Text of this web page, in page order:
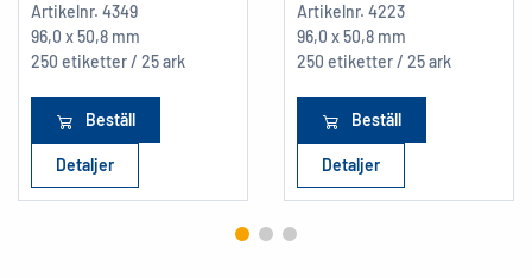
Artikelnr. 4349
96,0 x 50,8 mm
250 etiketter / 25 ark
Beställ
Detaljer
Artikelnr. 4223
96,0 x 50,8 mm
250 etiketter / 25 ark
Beställ
Detaljer